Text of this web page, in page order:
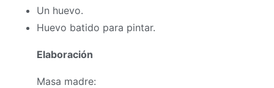
Un huevo.
Huevo batido para pintar.
Elaboración
Masa madre: